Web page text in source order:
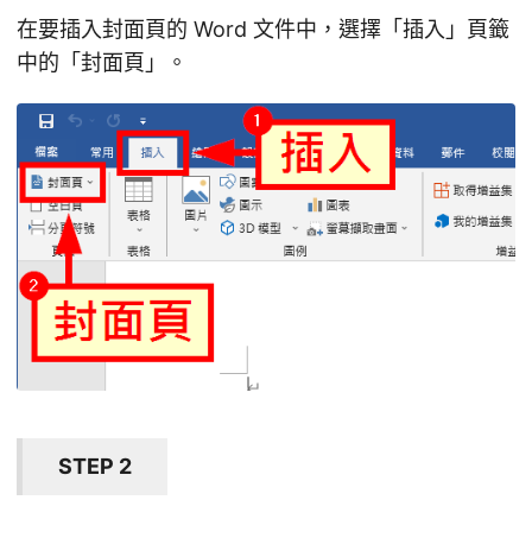
在要插入封面頁的 Word 文件中，選擇「插入」頁籤
中的「封面頁」。
STEP 2